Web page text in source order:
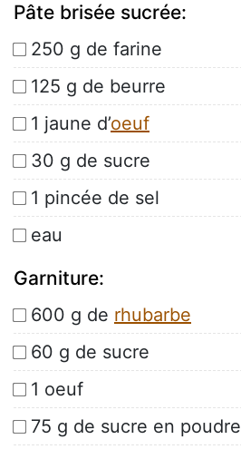
Pâte brisée sucrée:
250 g de farine
125 g de beurre
1 jaune d’oeuf
30 g de sucre
1 pincée de sel
eau
Garniture:
600 g de rhubarbe
60 g de sucre
1 oeuf
75 g de sucre en poudre